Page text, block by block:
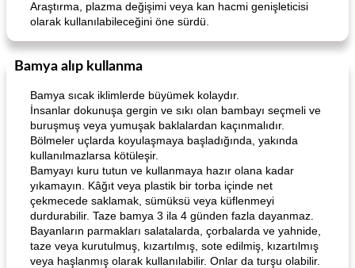
Araştırma, plazma değişimi veya kan hacmi genişleticisi
olarak kullanılabileceğini öne sürdü.
Bamya alıp kullanma
Bamya sıcak iklimlerde büyümek kolaydır.
İnsanlar dokunuşa gergin ve sıkı olan bambayı seçmeli ve
buruşmuş veya yumuşak baklalardan kaçınmalıdır.
Bölmeler uçlarda koyulaşmaya başladığında, yakında
kullanılmazlarsa kötüleşir.
Bamyayı kuru tutun ve kullanmaya hazır olana kadar
yıkamayın. Kâğıt veya plastik bir torba içinde net
çekmecede saklamak, sümüksü veya küflenmeyi
durdurabilir. Taze bamya 3 ila 4 günden fazla dayanmaz.
Bayanların parmakları salatalarda, çorbalarda ve yahnide,
taze veya kurutulmuş, kızartılmış, sote edilmiş, kızartılmış
veya haşlanmış olarak kullanılabilir. Onlar da turşu olabilir.